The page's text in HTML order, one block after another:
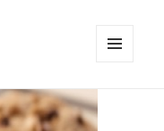
BILEŞENLER